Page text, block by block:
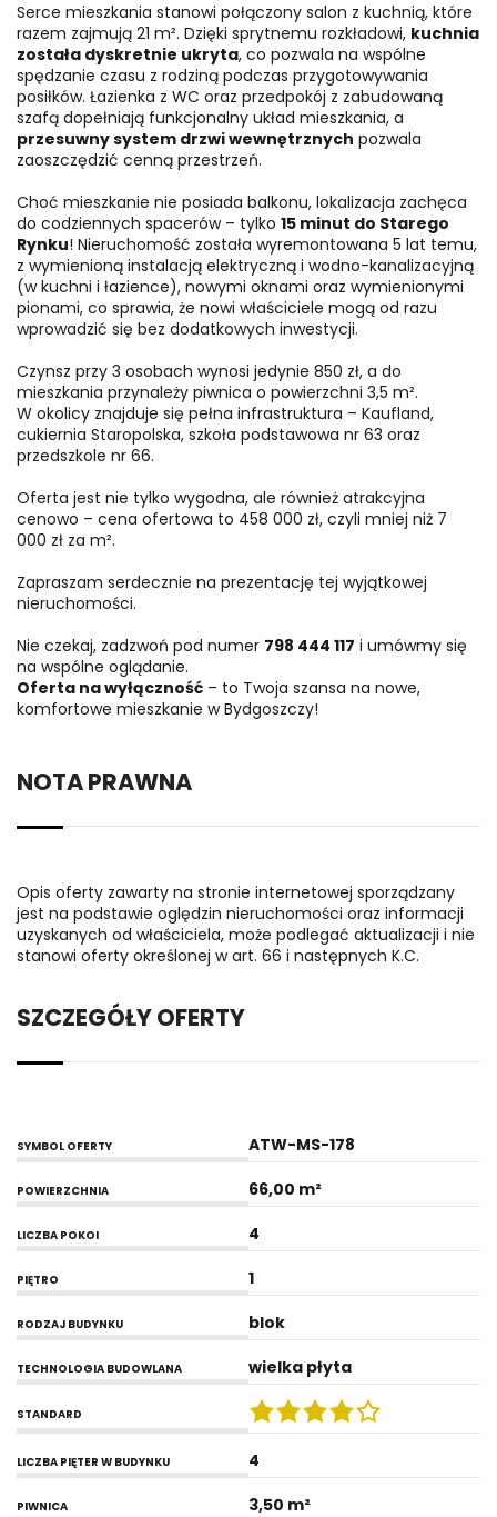
Serce mieszkania stanowi połączony salon z kuchnią, które
razem zajmują 21 m². Dzięki sprytnemu rozkładowi, kuchnia
została dyskretnie ukryta, co pozwala na wspólne
spędzanie czasu z rodziną podczas przygotowywania
posiłków. Łazienka z WC oraz przedpokój z zabudowaną
szafą dopełniają funkcjonalny układ mieszkania, a
przesuwny system drzwi wewnętrznych pozwala
zaoszczędzić cenną przestrzeń.
Choć mieszkanie nie posiada balkonu, lokalizacja zachęca
do codziennych spacerów – tylko 15 minut do Starego
Rynku! Nieruchomość została wyremontowana 5 lat temu,
z wymienioną instalacją elektryczną i wodno-kanalizacyjną
(w kuchni i łazience), nowymi oknami oraz wymienionymi
pionami, co sprawia, że nowi właściciele mogą od razu
wprowadzić się bez dodatkowych inwestycji.
Czynsz przy 3 osobach wynosi jedynie 850 zł, a do
mieszkania przynależy piwnica o powierzchni 3,5 m².
W okolicy znajduje się pełna infrastruktura – Kaufland,
cukiernia Staropolska, szkoła podstawowa nr 63 oraz
przedszkole nr 66.
Oferta jest nie tylko wygodna, ale również atrakcyjna
cenowo – cena ofertowa to 458 000 zł, czyli mniej niż 7
000 zł za m².
Zapraszam serdecznie na prezentację tej wyjątkowej
nieruchomości.
Nie czekaj, zadzwoń pod numer 798 444 117 i umówmy się
na wspólne oglądanie.
Oferta na wyłączność – to Twoja szansa na nowe,
komfortowe mieszkanie w Bydgoszczy!
NOTA PRAWNA
Opis oferty zawarty na stronie internetowej sporządzany
jest na podstawie oględzin nieruchomości oraz informacji
uzyskanych od właściciela, może podlegać aktualizacji i nie
stanowi oferty określonej w art. 66 i następnych K.C.
SZCZEGÓŁY OFERTY
SYMBOL OFERTY ATW-MS-178
POWIERZCHNIA 66,00 m²
LICZBA POKOI 4
PIĘTRO 1
RODZAJ BUDYNKU blok
TECHNOLOGIA BUDOWLANA wielka płyta
STANDARD
LICZBA PIĘTER W BUDYNKU 4
PIWNICA 3,50 m²